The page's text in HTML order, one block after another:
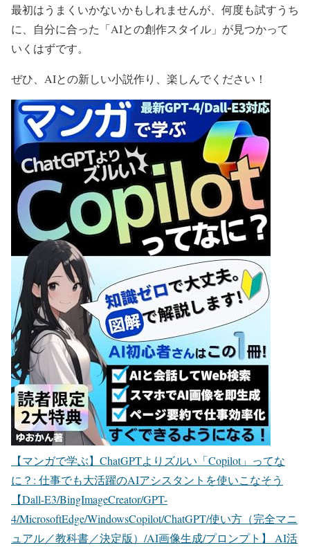
最初はうまくいかないかもしれませんが、何度も試すうち
に、自分に合った「AIとの創作スタイル」が見つかって
いくはずです。
ぜひ、AIとの新しい小説作り、楽しんでください！
【マンガで学ぶ】ChatGPTよりズルい「Copilot」ってな
に？: 仕事でも大活躍のAIアシスタントを使いこなそう
【Dall-E3/BingImageCreator/GPT-
4/MicrosoftEdge/WindowsCopilot/ChatGPT/使い方（完全マニ
ュアル／教科書／決定版）/AI画像生成/プロンプト】 AI活